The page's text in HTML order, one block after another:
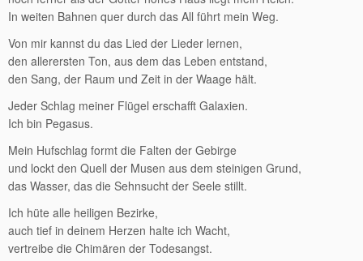
In weiten Bahnen quer durch das All führt mein Weg.
Von mir kannst du das Lied der Lieder lernen,
den allerersten Ton, aus dem das Leben entstand,
den Sang, der Raum und Zeit in der Waage hält.
Jeder Schlag meiner Flügel erschafft Galaxien.
Ich bin Pegasus.
Mein Hufschlag formt die Falten der Gebirge
und lockt den Quell der Musen aus dem steinigen Grund,
das Wasser, das die Sehnsucht der Seele stillt.
Ich hüte alle heiligen Bezirke,
auch tief in deinem Herzen halte ich Wacht,
vertreibe die Chimären der Todesangst.